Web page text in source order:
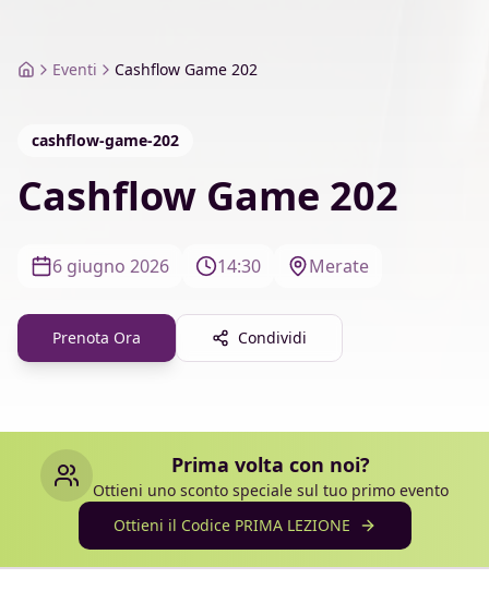
HomeEventi Cashflow Game 202
cashflow-game-202
Cashflow Game 202
6 giugno 2026 14:30 Merate
Prenota Ora Condividi
Prima volta con noi?
Ottieni uno sconto speciale sul tuo primo evento
Ottieni il Codice PRIMA LEZIONE